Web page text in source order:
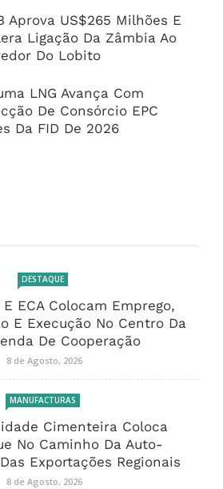
Aprova US$265 Milhões E
Ligação Da Zâmbia Ao
Do Lobito
LNG Avança Com
De Consórcio EPC
Da FID De 2026
DESTAQUE
ECA Colocam Emprego,
E Execução No Centro Da
De Cooperação
8 de Agosto, 2026
MANUFACTURAS
Cimenteira Coloca
No Caminho Da Auto-
Exportações Regionais
8 de Agosto, 2026